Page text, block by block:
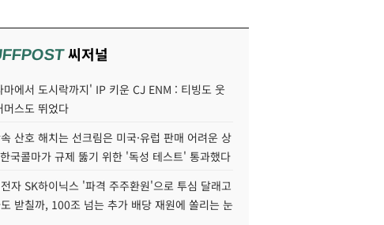
씨저널
마에서 도시락까지' IP 키운 CJ ENM : 티빙도 웃
머스도 뛰었다
산호 해치는 선크림은 미국·유럽 판매 어려운 상
국콜마가 규제 뚫기 위한 '독성 테스트' 통과했다
자 SK하이닉스 '파격 주주환원'으로 투심 달래고
받칠까, 100조 넘는 추가 배당 재원에 쏠리는 눈